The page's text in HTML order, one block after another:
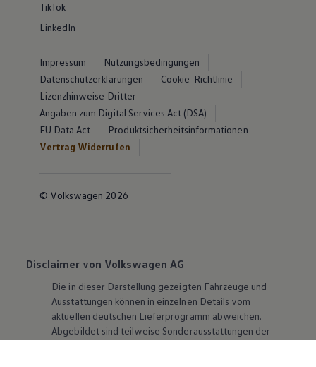
TikTok
LinkedIn
Impressum
Nutzungsbedingungen
Datenschutzerklärungen
Cookie-Richtlinie
Lizenzhinweise Dritter
Angaben zum Digital Services Act (DSA)
EU Data Act
Produktsicherheitsinformationen
Vertrag Widerrufen
© Volkswagen 2026
Disclaimer von Volkswagen AG
Die in dieser Darstellung gezeigten Fahrzeuge und
Ausstattungen können in einzelnen Details vom
aktuellen deutschen Lieferprogramm abweichen.
Abgebildet sind teilweise Sonderausstattungen der